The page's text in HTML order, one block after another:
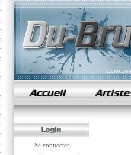
samples de rap
Se connecter